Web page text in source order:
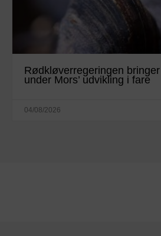
Rødkløverregeringen
under Mors’ udvikling i fare
04/08/2026